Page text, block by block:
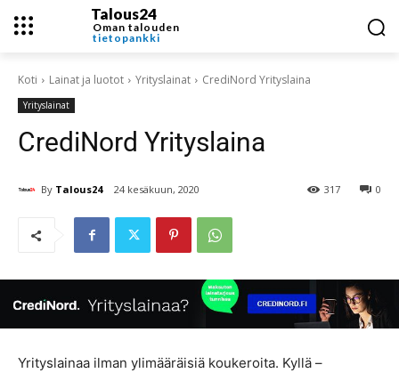
Talous24
Oman talouden
tietopankki
Koti Lainat ja luotot Yrityslainat CrediNord Yrityslaina
Yrityslainat
CrediNord Yrityslaina
By Talous24 24 kesäkuun, 2020 0
317
Yrityslainaa ilman ylimääräisiä koukeroita. Kyllä –